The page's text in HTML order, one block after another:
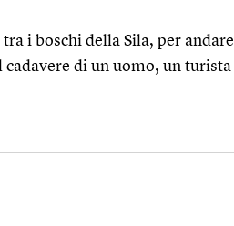
i boschi della Sila, per andare
di un uomo, un turista